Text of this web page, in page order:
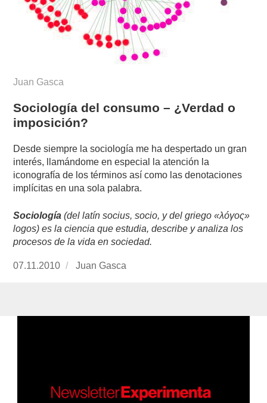
Juan Gasca
Sociología del consumo – ¿Verdad o
imposición?
Desde siempre la sociología me ha despertado un gran
interés, llamándome en especial la atención la
iconografía de los términos así como las denotaciones
implícitas en una sola palabra.
Sociología (del latín socius, socio, y del griego «λóγος»
logos) es la ciencia que estudia, describe y analiza los
procesos de la vida en sociedad.
Publicado
07.11.2010 https://www.experimenta.es/author/
Juan Gasca